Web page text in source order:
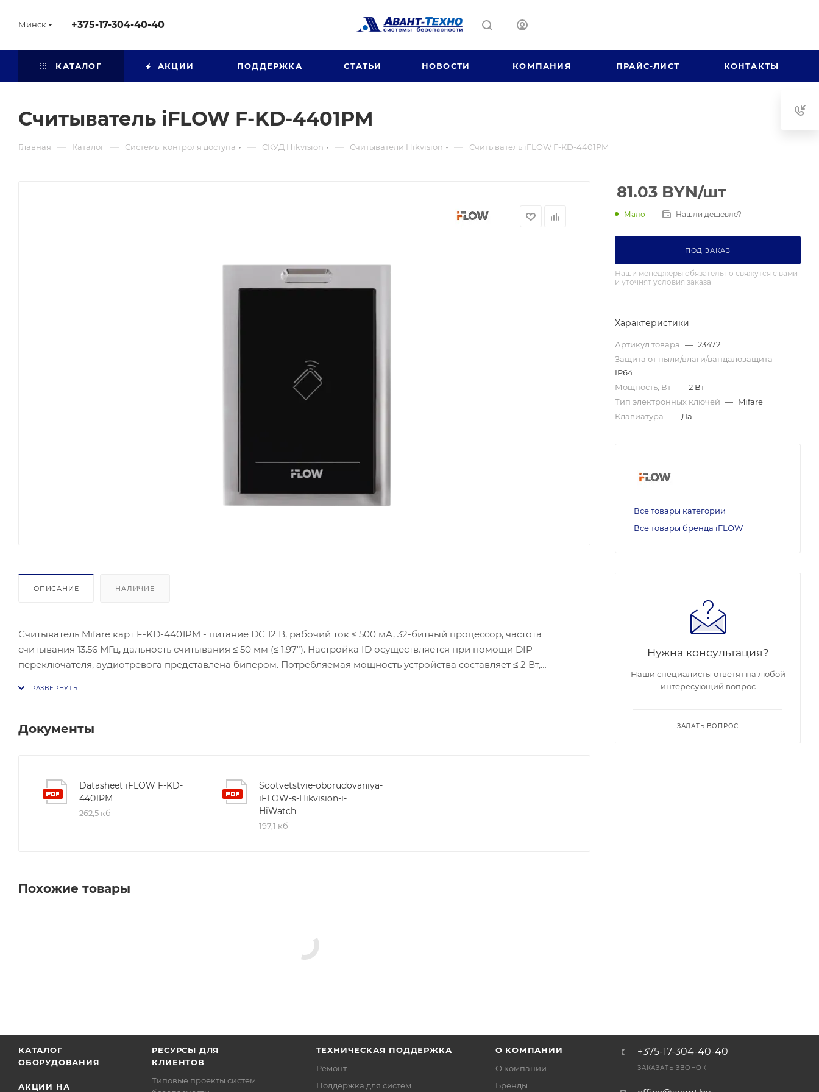
Минск +375-17-304-40-40
КАТАЛОГ АКЦИИ ПОДДЕРЖКА СТАТЬИ НОВОСТИ КОМПАНИЯ ПРАЙС-ЛИСТ КОНТАКТЫ
Считыватель iFLOW F-KD-4401PM
Главная — Каталог — Системы контроля доступа — СКУД Hikvision — Считыватели Hikvision — Считыватель iFLOW F-KD-4401PM
ОПИСАНИЕ НАЛИЧИЕ
Считыватель Mifare карт F-KD-4401PM - питание DC 12 В, рабочий ток ≤ 500 мА, 32-битный процессор, частота
считывания 13.56 МГц, дальность считывания ≤ 50 мм (≤ 1.97″). Настройка ID осуществляется при помощи DIP-
переключателя, аудиотревога представлена бипером. Потребляемая мощность устройства составляет ≤ 2 Вт,
Документы
Datasheet iFLOW F-KD-
4401PM
262,5 кб
Sootvetstvie-oborudovaniya-
iFLOW-s-Hikvision-i-
HiWatch
197,1 кб
Похожие товары
81.03 BYN/шт
Мало Нашли дешевле?
ПОД ЗАКАЗ
Наши менеджеры обязательно свяжутся с вами
и уточнят условия заказа
Характеристики
Артикул товара — 23472
Защита от пыли/влаги/вандалозащита —
IP64
Мощность, Вт — 2 Вт
Тип электронных ключей — Mifare
Клавиатура — Да
Все товары категории
Все товары бренда iFLOW
Нужна консультация?
Наши специалисты ответят на любой
интересующий вопрос
ЗАДАТЬ ВОПРОС
КАТАЛОГ
ОБОРУДОВАНИЯ
АКЦИИ НА
РЕСУРСЫ ДЛЯ
КЛИЕНТОВ
Типовые проекты систем
ТЕХНИЧЕСКАЯ ПОДДЕРЖКА
Ремонт
Поддержка для систем
О КОМПАНИИ
О компании
Бренды
+375-17-304-40-40
ЗАКАЗАТЬ ЗВОНОК